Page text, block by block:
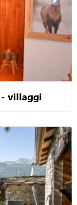
villaggi